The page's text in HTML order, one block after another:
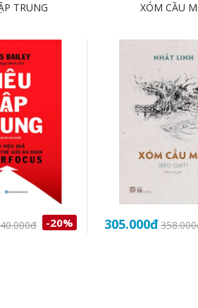
TRUNG
đ -20%
XÓM CẦU
305.000đ358.000